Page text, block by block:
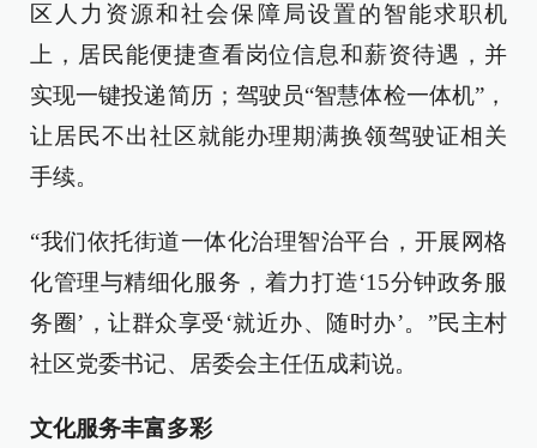
区人力资源和社会保障局设置的智能求职机
上，居民能便捷查看岗位信息和薪资待遇，并
实现一键投递简历；驾驶员“智慧体检一体机”，
让居民不出社区就能办理期满换领驾驶证相关
手续。
“我们依托街道一体化治理智治平台，开展网格
化管理与精细化服务，着力打造‘15分钟政务服
务圈’，让群众享受‘就近办、随时办’。”民主村
社区党委书记、居委会主任伍成莉说。
文化服务丰富多彩